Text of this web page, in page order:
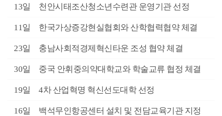
13일 천안시태조산청소년수련관 운영기관 선정
11일 한국가상증강현실협회와 산학협력협약 체결
23일 충남사회적경제혁신타운 조성 협약 체결
30일 중국 안휘중의약대학교와 학술교류 협정 체결
19일 4차 산업혁명 혁신선도대학 선정
16일 백석무인항공센터 설치 및 전담교육기관 지정